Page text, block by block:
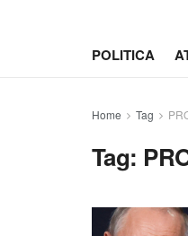
POLITICA
Home Tag
Tag: